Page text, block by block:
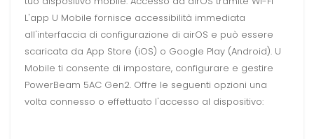
L'app U Mobile fornisce accessibilità immediata
all'interfaccia di configurazione di airOS e può essere
scaricata da App Store (iOS) o Google Play (Android). U
Mobile ti consente di impostare, configurare e gestire
PowerBeam 5AC Gen2. Offre le seguenti opzioni una
volta connesso o effettuato l'accesso al dispositivo: